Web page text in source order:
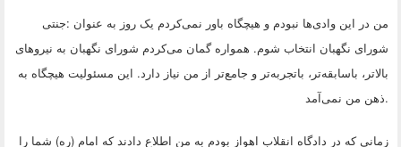
جنتی: من در این وادی‌ها نبودم و هیچگاه باور نمی‌کردم یک روز به عنوان
شورای نگهبان انتخاب شوم. همواره گمان می‌کردم شورای نگهبان به نیروهای
بالاتر، باسابقه‌تر، با‌تجربه‌تر و جامع‌تر از من نیاز دارد. این مسئولیت هیچگاه به
ذهن من نمی‌آمد.
زمانی که در دادگاه انقلاب اهواز بودم به من اطلاع دادند که امام (ره) شما را